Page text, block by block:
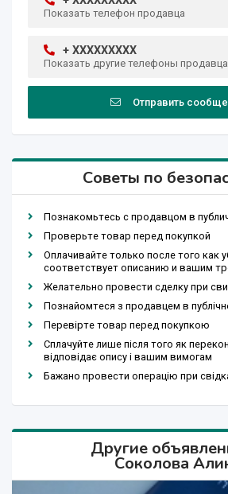
Показать телефон продавца
+ XXXXXXXXX
Показать другие телефоны продавца
Отправить
Советы по
Познакомьтесь с продавцом в
Проверьте товар перед покупкой
Оплачивайте только после того как
соответствует описанию и вашим
Желательно провести сделку при
Познайомтеся з продавцем в
Перевірте товар перед покупкою
Сплачуйте лише після того як
відповідає опису і вашим вимогам
Бажано провести операцію при
Другие
Соколова